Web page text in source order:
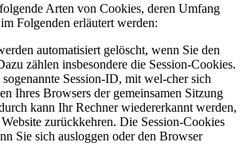
Arten von Cookies, deren Umfang
Folgenden erläutert werden:
automatisiert gelöscht, wenn Sie den
zählen insbesondere die Session-Cookies.
Session-ID, mit wel-cher sich
Ihres Browsers der gemeinsamen Sitzung
kann Ihr Rechner wiedererkannt werden,
zurückkehren. Die Session-Cookies
Sie sich ausloggen oder den Browser